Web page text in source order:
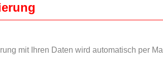
mit Ihren Daten wird automatisch per